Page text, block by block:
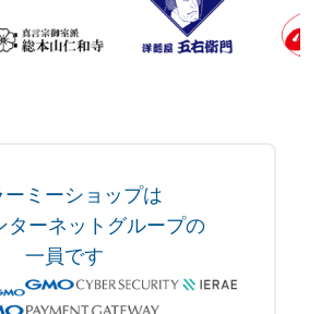
ーミーショップは
ターネットグループの
一員です